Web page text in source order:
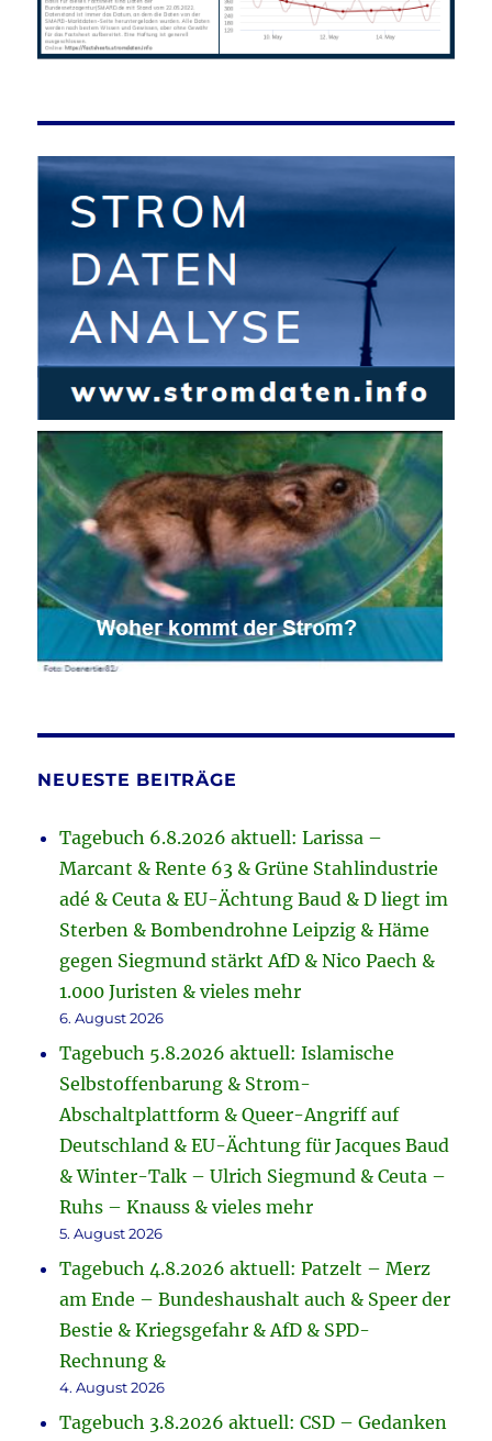
NEUESTE BEITRÄGE
Tagebuch 6.8.2026 aktuell: Larissa –
Marcant & Rente 63 & Grüne Stahlindustrie
adé & Ceuta & EU-Ächtung Baud & D liegt im
Sterben & Bombendrohne Leipzig & Häme
gegen Siegmund stärkt AfD & Nico Paech &
1.000 Juristen & vieles mehr
6. August 2026
Tagebuch 5.8.2026 aktuell: Islamische
Selbstoffenbarung & Strom-
Abschaltplattform & Queer-Angriff auf
Deutschland & EU-Ächtung für Jacques Baud
& Winter-Talk – Ulrich Siegmund & Ceuta –
Ruhs – Knauss & vieles mehr
5. August 2026
Tagebuch 4.8.2026 aktuell: Patzelt – Merz
am Ende – Bundeshaushalt auch & Speer der
Bestie & Kriegsgefahr & AfD & SPD-
Rechnung &
4. August 2026
Tagebuch 3.8.2026 aktuell: CSD – Gedanken